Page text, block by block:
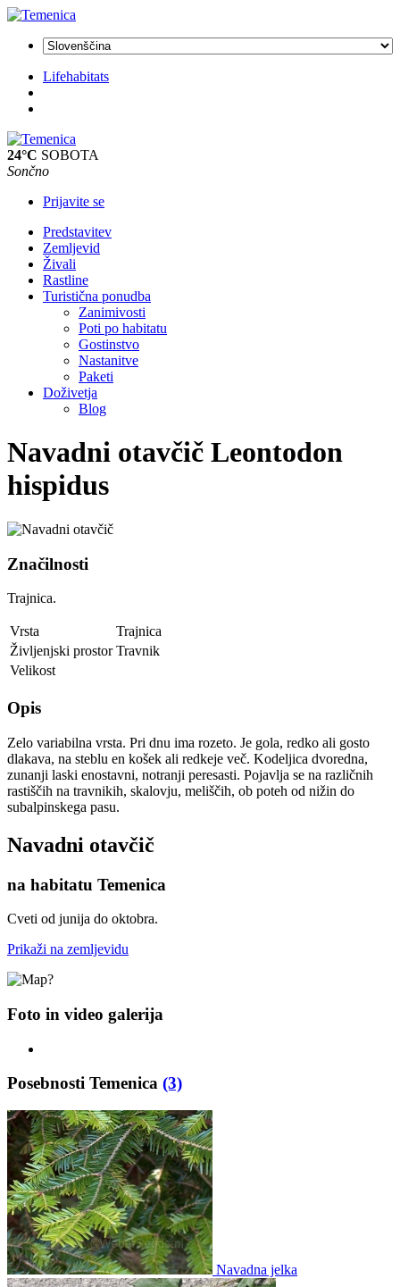
Lifehabitats
24°C SOBOTA
Sončno
Prijavite se
Predstavitev
Zemljevid
Živali
Rastline
Turistična ponudba
Zanimivosti
Poti po habitatu
Gostinstvo
Nastanitve
Paketi
Doživetja
Blog
Navadni otavčič Leontodon
hispidus
Značilnosti
Trajnica.
Vrsta
Trajnica
Življenjski prostor Travnik
Velikost
Opis
Zelo variabilna vrsta. Pri dnu ima rozeto. Je gola, redko ali gosto
dlakava, na steblu en košek ali redkeje več. Kodeljica dvoredna,
zunanji laski enostavni, notranji peresasti. Pojavlja se na različnih
rastiščih na travnikih, skalovju, meliščih, ob poteh od nižin do
subalpinskega pasu.
Navadni otavčič
na habitatu Temenica
Cveti od junija do oktobra.
Prikaži na zemljevidu
Foto in video galerija
Posebnosti Temenica (3)
Navadna jelka